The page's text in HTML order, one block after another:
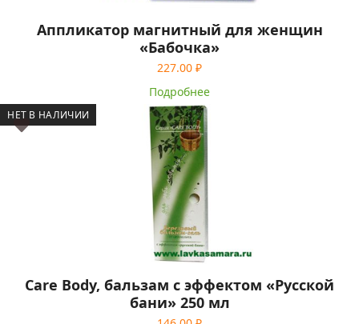
Аппликатор магнитный для женщин
«Бабочка»
227.00 ₽
Подробнее
НЕТ В НАЛИЧИИ
Care Body, бальзам с эффектом «Русской
бани» 250 мл